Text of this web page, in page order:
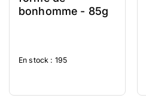
bonhomme - 85g
En stock : 195